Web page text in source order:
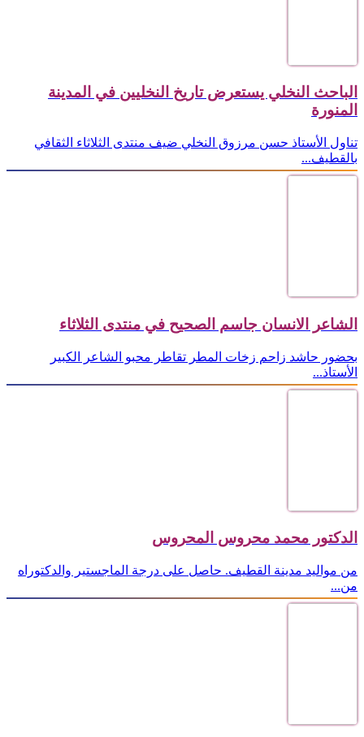
الباحث النخلي يستعرض تاريخ النخليين في المدينة
المنورة
تناول الأستاذ حسن مرزوق النخلي ضيف منتدى الثلاثاء الثقافي
بالقطيف...
الشاعر الانسان جاسم الصحيح في منتدى الثلاثاء
بحضور حاشد زاحم زخات المطر تقاطر محبو الشاعر الكبير
الأستاذ...
الدكتور محمد محروس المحروس
من مواليد مدينة القطيف. حاصل على درجة الماجستير والدكتوراه
من...